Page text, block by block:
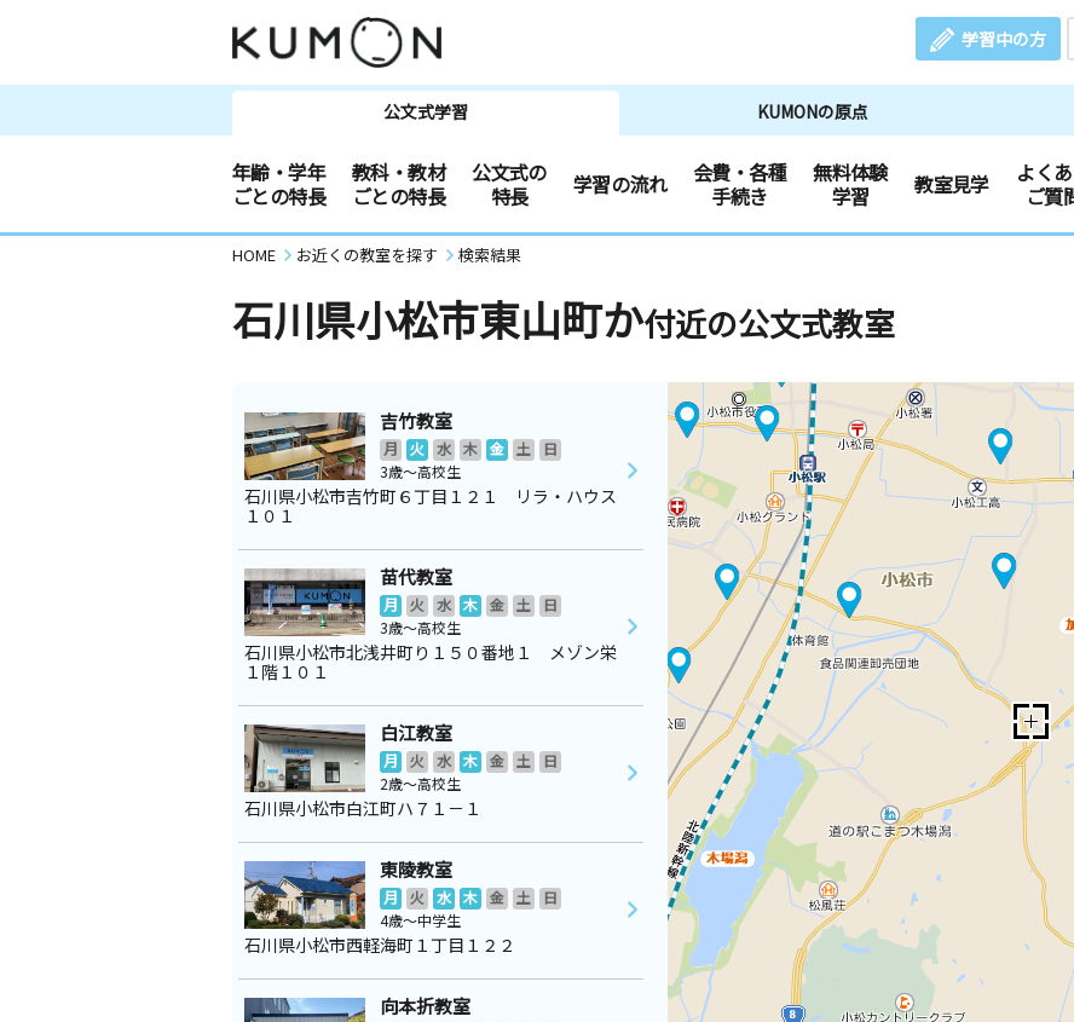
学習中の方
公文式学習 KUMONの原点
年齢・学年
ごとの特長
教科・教材
ごとの特長
公文式の
特長
学習の流れ
会費・各種
手続き
無料体験
学習
教室見学
よく
ご質
HOME お近くの教室を探す 検索結果
石川県小松市東山町か付近の公文式教室
吉竹教室
月 火 水 木 金 土
日
3歳～高校生
石川県小松市吉竹町６丁目１２１ リラ・ハウス
１０１
苗代教室
月 火 水 木 金 土
日
3歳～高校生
石川県小松市北浅井町り１５０番地１ メゾン栄
１階１０１
白江教室
月 火 水 木 金 土
日
2歳～高校生
石川県小松市白江町ハ７１－１
東陵教室
月 火 水 木 金 土
日
4歳～中学生
石川県小松市西軽海町１丁目１２２
向本折教室